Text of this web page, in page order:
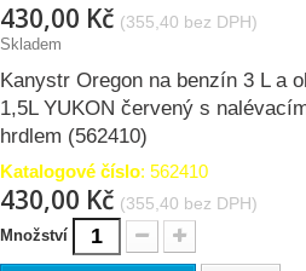
430,00 Kč (355,40 bez DPH)
Skladem
Kanystr Oregon na benzín 3 L a
1,5L YUKON červený s
hrdlem (562410)
Katalogové číslo: 562410
430,00 Kč (355,40 bez DPH)
Množství